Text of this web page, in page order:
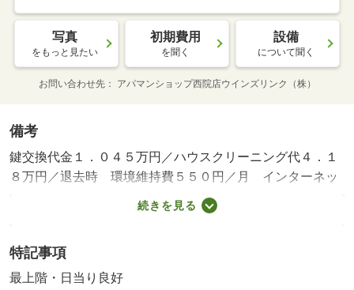
写真
をもっと見たい
初期費用
を聞く
設備
について聞く
お問い合わせ先 アパマンショップ西院店ウインズリンク（株）
備考
鍵交換代金１．０４５万円／ハウスクリーニング代４．１
８万円／退去時 環境維持費５５０円／月 インターネッ
ト料金（定額）３６３０円／月／保証会社利用必：（保証
委託料 利用料の１００％～１２０％）／更新料：１６５
コニー／エアコン／ＴＶインターホン／浴室乾燥機／室内
洗濯置／陽当り良好／２口コンロ／駐輪場／押入／光ファ
続きを見る
特記事項
最上階・日当り良好